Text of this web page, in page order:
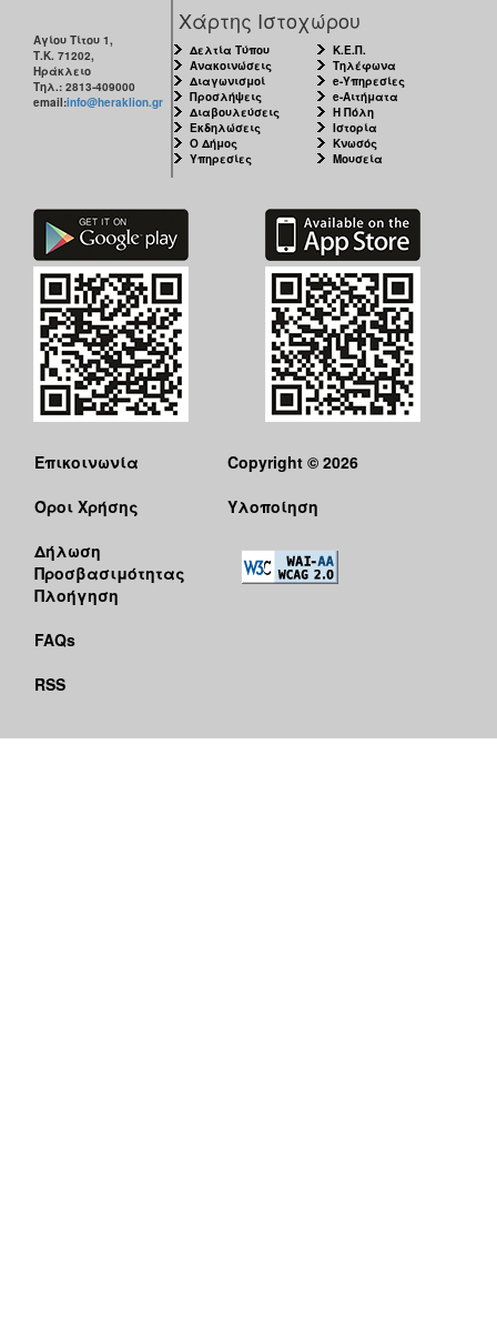
Αγίου Τίτου 1,
Τ.Κ. 71202,
Ηράκλειο
Τηλ.: 2813-409000
email:info@heraklion.gr
Χάρτης Ιστοχώρου
Δελτία Τύπου
Ανακοινώσεις
Διαγωνισμοί
Προσλήψεις
Διαβουλεύσεις
Εκδηλώσεις
Ο Δήμος
Υπηρεσίες
Κ.Ε.Π.
Τηλέφωνα
e-Υπηρεσίες
e-Αιτήματα
Η Πόλη
Ιστορία
Κνωσός
Μουσεία
Επικοινωνία
Όροι Χρήσης
Δήλωση
Προσβασιμότητας
Πλοήγηση
FAQs
RSS
Copyright © 2026
Υλοποίηση